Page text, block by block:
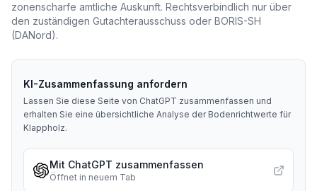
zonenscharfe amtliche Auskunft. Rechtsverbindlich nur über
den zuständigen Gutachterausschuss oder BORIS-SH
(DANord).
KI-Zusammenfassung anfordern
Lassen Sie diese Seite von ChatGPT zusammenfassen und
erhalten Sie eine übersichtliche Analyse der Bodenrichtwerte für
Klappholz.
Mit ChatGPT zusammenfassen
Öffnet in neuem Tab